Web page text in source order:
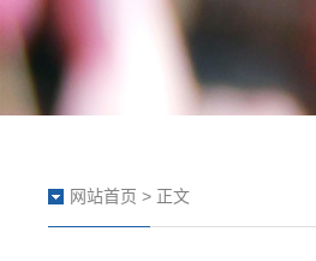
网站首页 > 正文